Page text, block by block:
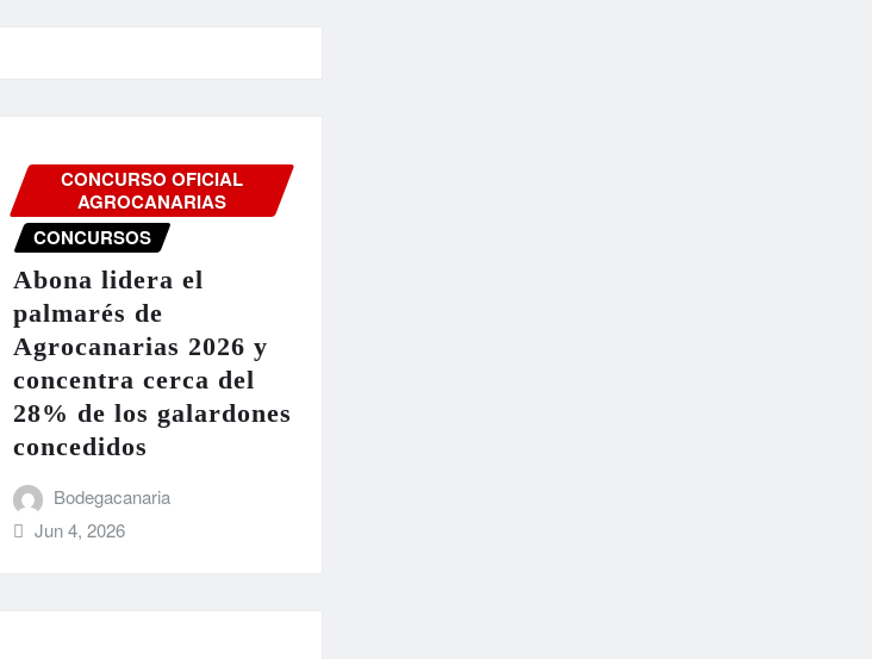
CONCURSO OFICIAL
AGROCANARIAS
CONCURSOS
Abona lidera el
palmarés de
Agrocanarias 2026 y
concentra cerca del
28% de los galardones
concedidos
Bodegacanaria
Jun 4, 2026